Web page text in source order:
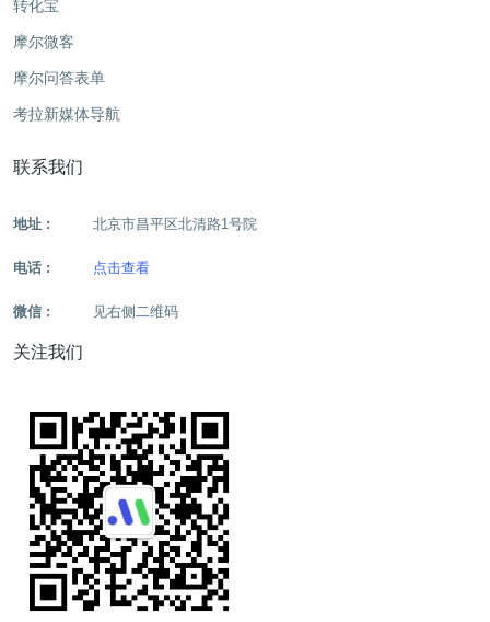
转化宝
摩尔微客
摩尔问答表单
考拉新媒体导航
联系我们
地址 : 北京市昌平区北清路1号院
电话 : 点击查看
微信 : 见右侧二维码
关注我们